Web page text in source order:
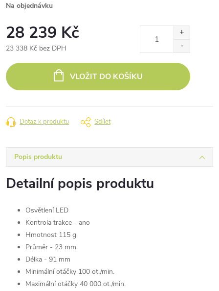
Na objednávku
28 239 Kč
23 338 Kč bez DPH
cena:
VLOŽIT DO KOŠÍKU
Dotaz k produktu Sdílet
Popis produktu
Detailní popis produktu
Osvětlení LED
Kontrola trakce - ano
Hmotnost 115 g
Průměr - 23 mm
Délka - 91 mm
Minimální otáčky 100 ot./min.
Maximální otáčky 40 000 ot./min.